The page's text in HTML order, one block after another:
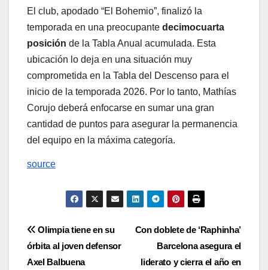
El club, apodado “El Bohemio”, finalizó la
temporada en una preocupante decimocuarta
posición de la Tabla Anual acumulada. Esta
ubicación lo deja en una situación muy
comprometida en la Tabla del Descenso para el
inicio de la temporada 2026. Por lo tanto, Mathías
Corujo deberá enfocarse en sumar una gran
cantidad de puntos para asegurar la permanencia
del equipo en la máxima categoría.
source
Navegación
de
Con doblete de ‘Raphinha’
Barcelona asegura el
liderato y cierra el año en
Olimpia tiene en su
órbita al joven defensor
Axel Balbuena